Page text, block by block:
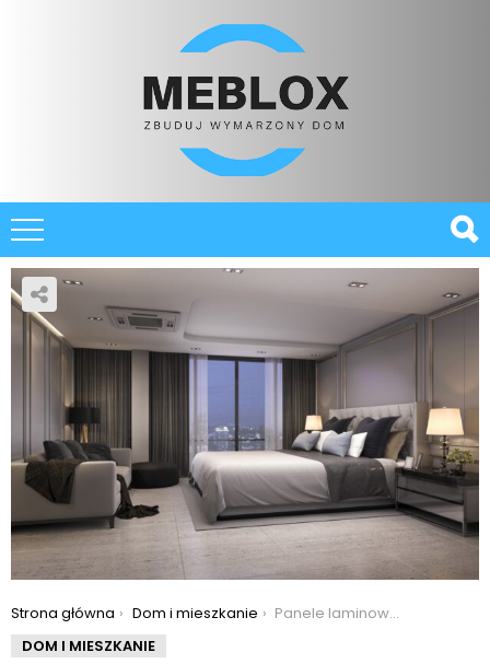
You are here:
Strona główna Dom i mieszkanie
Panele laminowane – co warto wiedzieć!
DOM I MIESZKANIE